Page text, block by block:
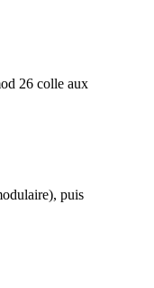
26 colle aux
puis